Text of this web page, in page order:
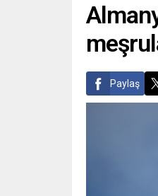
Paylaş